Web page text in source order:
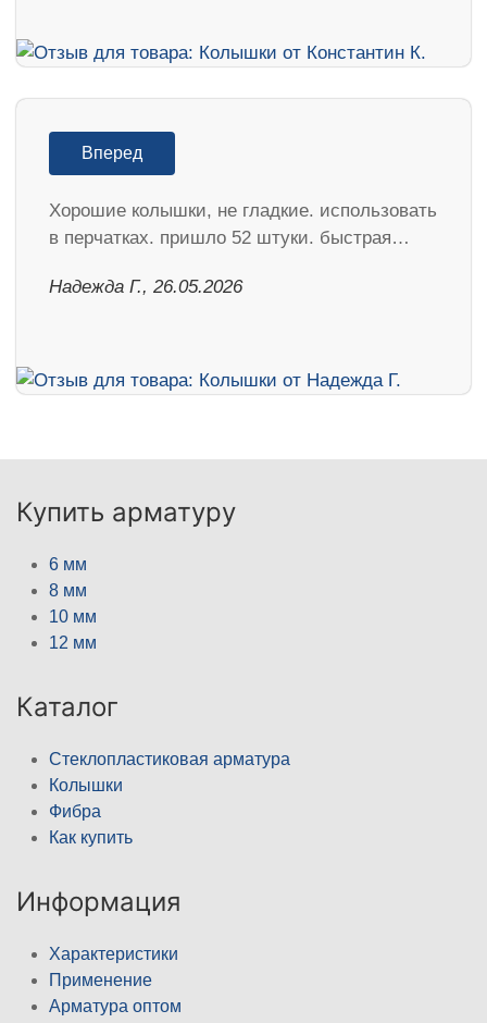
Вперед
Хорошие колышки, не гладкие. использовать
в перчатках. пришло 52 штуки. быстрая…
Надежда Г., 26.05.2026
Купить арматуру
6 мм
8 мм
10 мм
12 мм
Каталог
Стеклопластиковая арматура
Колышки
Фибра
Как купить
Информация
Характеристики
Применение
Арматура оптом